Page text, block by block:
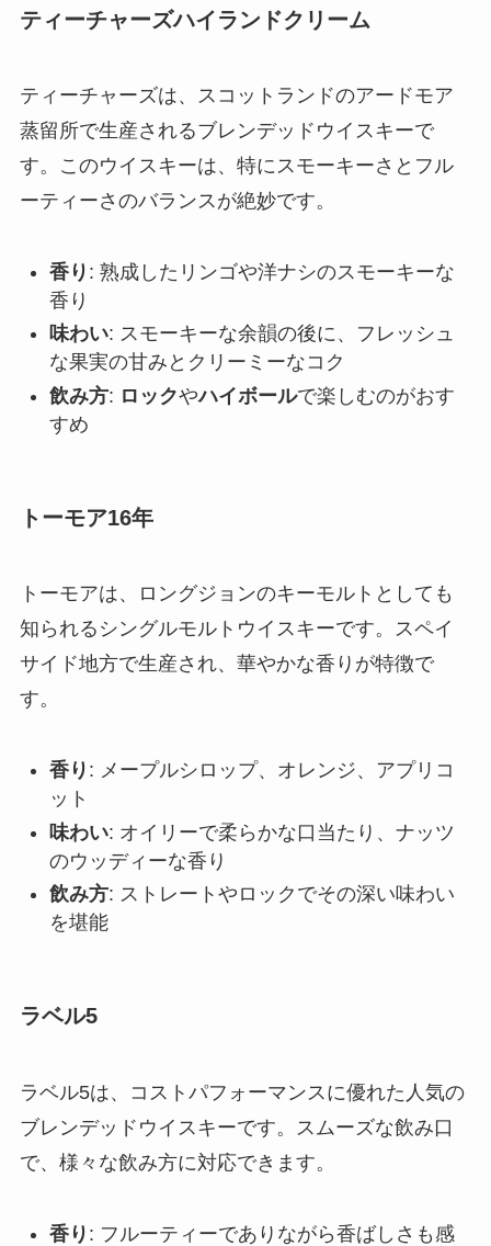
ティーチャーズハイランドクリーム
ティーチャーズは、スコットランドのアードモア
蒸留所で生産されるブレンデッドウイスキーで
す。このウイスキーは、特にスモーキーさとフル
ーティーさのバランスが絶妙です。
香り : 熟成したリンゴや洋ナシのスモーキーな
香り
味わい: スモーキーな余韻の後に、フレッシュ
な果実の甘みとクリーミーなコク
飲み方: ロックやハイボールで楽しむのがおす
すめ
トーモア16年
トーモアは、ロングジョンのキーモルトとしても
知られるシングルモルトウイスキーです。スペイ
サイド地方で生産され、華やかな香りが特徴で
す。
香り : メープルシロップ、オレンジ、アプリコ
ット
味わい: オイリーで柔らかな口当たり、ナッツ
のウッディーな香り
飲み方: ストレートやロックでその深い味わい
を堪能
ラベル5
ラベル5は、コストパフォーマンスに優れた人気の
ブレンデッドウイスキーです。スムーズな飲み口
で、様々な飲み方に対応できます。
香り : フルーティーでありながら香ばしさも感